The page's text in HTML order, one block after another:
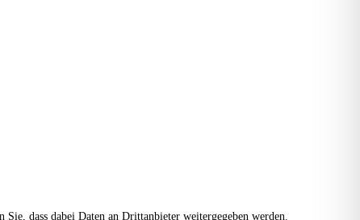
dass dabei Daten an Drittanbieter weitergegeben werden.